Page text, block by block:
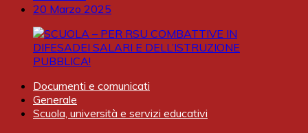
20 Marzo 2025
Documenti e comunicati
Generale
Scuola, università e servizi educativi